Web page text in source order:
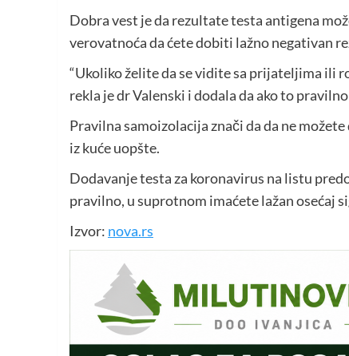
Dobra vest je da rezultate testa antigena
verovatnoća da ćete dobiti lažno negativan
“Ukoliko želite da se vidite sa prijateljima ili
rekla je dr Valenski i dodala da ako to
Pravilna samoizolacija znači da da ne
iz kuće uopšte.
Dodavanje testa za koronavirus na listu
pravilno, u suprotnom imaćete lažan osećaj
Izvor: nova.rs